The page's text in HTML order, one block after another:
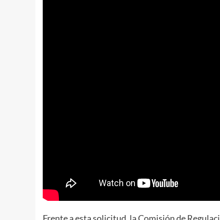
Frente a esta solicitud, la Comisión de